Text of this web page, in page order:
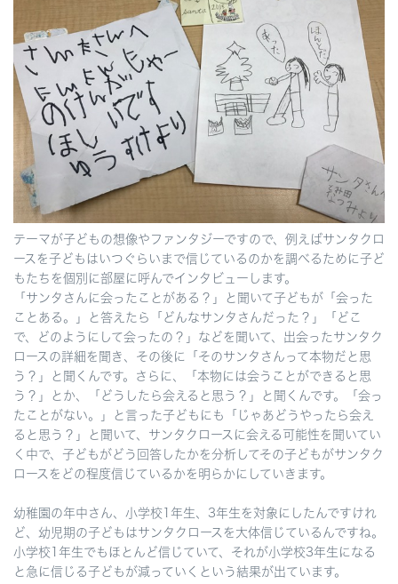
テーマが子どもの想像やファンタジーですので、例えばサンタクロ
ースを子どもはいつぐらいまで信じているのかを調べるために子ど
もたちを個別に部屋に呼んでインタビューします。
「サンタさんに会ったことがある？」と聞いて子どもが「会った
ことある。」と答えたら「どんなサンタさんだった？」「どこ
で、どのようにして会ったの？」などを聞いて、出会ったサンタク
ロースの詳細を聞き、その後に「そのサンタさんって本物だと思
う？」と聞くんです。さらに、「本物には会うことができると思
う？」とか、「どうしたら会えると思う？」と聞くんです。「会っ
たことがない。」と言った子どもにも「じゃあどうやったら会え
ると思う？」と聞いて、サンタクロースに会える可能性を聞いてい
く中で、子どもがどう回答したかを分析してその子どもがサンタク
ロースをどの程度信じているかを明らかにしていきます。
幼稚園の年中さん、小学校1年生、3年生を対象にしたんですけれ
ど、幼児期の子どもはサンタクロースを大体信じているんですね。
小学校1年生でもほとんど信じていて、それが小学校3年生になる
と急に信じる子どもが減っていくという結果が出ています。